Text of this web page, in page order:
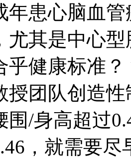
年患心脑血
尤其是中心
乎健康标准
授团队创造
围/身高超过
，就需要